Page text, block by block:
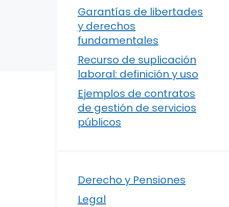
Garantías de libertades
y derechos
fundamentales
Recurso de suplicación
laboral: definición y uso
Ejemplos de contratos
de gestión de servicios
públicos
Derecho y Pensiones
Legal